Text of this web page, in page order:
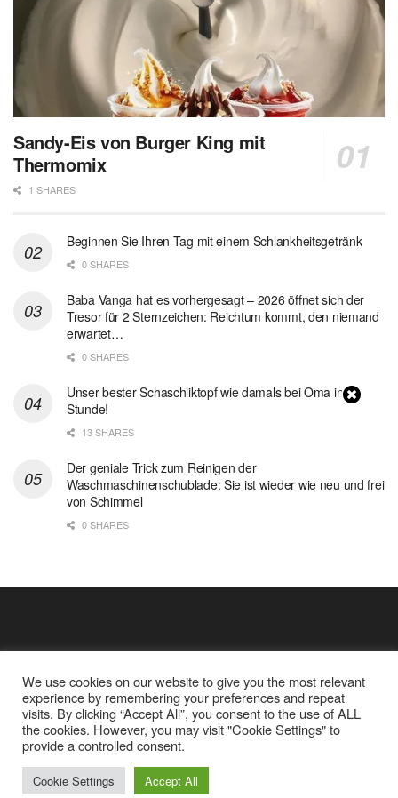
Sandy-Eis von Burger King mit
Thermomix
1 SHARES
Beginnen Sie Ihren Tag mit einem Schlankheitsgetränk
0 SHARES
Baba Vanga hat es vorhergesagt – 2026 öffnet sich der
Tresor für 2 Sternzeichen: Reichtum kommt, den niemand
erwartet…
0 SHARES
Unser bester Schaschliktopf wie damals bei Oma in 1
Stunde!
13 SHARES
Der geniale Trick zum Reinigen der
Waschmaschinenschublade: Sie ist wieder wie neu und frei
von Schimmel
0 SHARES
Cookie Policy
Datenschutz
Google Analytics und Cookie Dateien
© 2025Einfache Rezept
We use cookies on our website to give you the most relevant
experience by remembering your preferences and repeat
visits. By clicking “Accept All”, you consent to the use of ALL
the cookies. However, you may visit "Cookie Settings" to
provide a controlled consent.
Cookie Settings Accept All